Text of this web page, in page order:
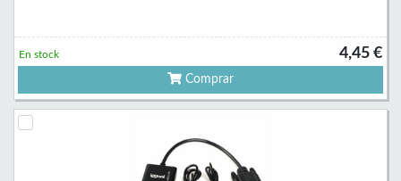
4,45 €
En stock
Comprar